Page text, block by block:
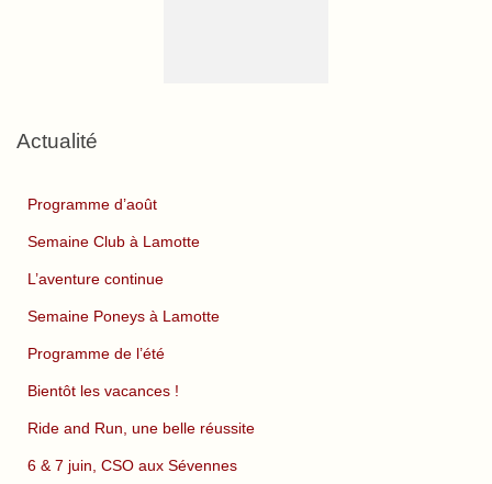
Actualité
Programme d’août
Semaine Club à Lamotte
L’aventure continue
Semaine Poneys à Lamotte
Programme de l’été
Bientôt les vacances !
Ride and Run, une belle réussite
6 & 7 juin, CSO aux Sévennes